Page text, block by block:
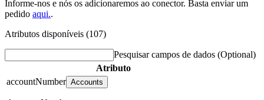
Informe-nos e nós os adicionaremos ao conector. Basta enviar um
pedido aqui..
Atributos disponíveis (107)
Pesquisar campos de dados (Optional)
Atributo
accountNumber Accounts